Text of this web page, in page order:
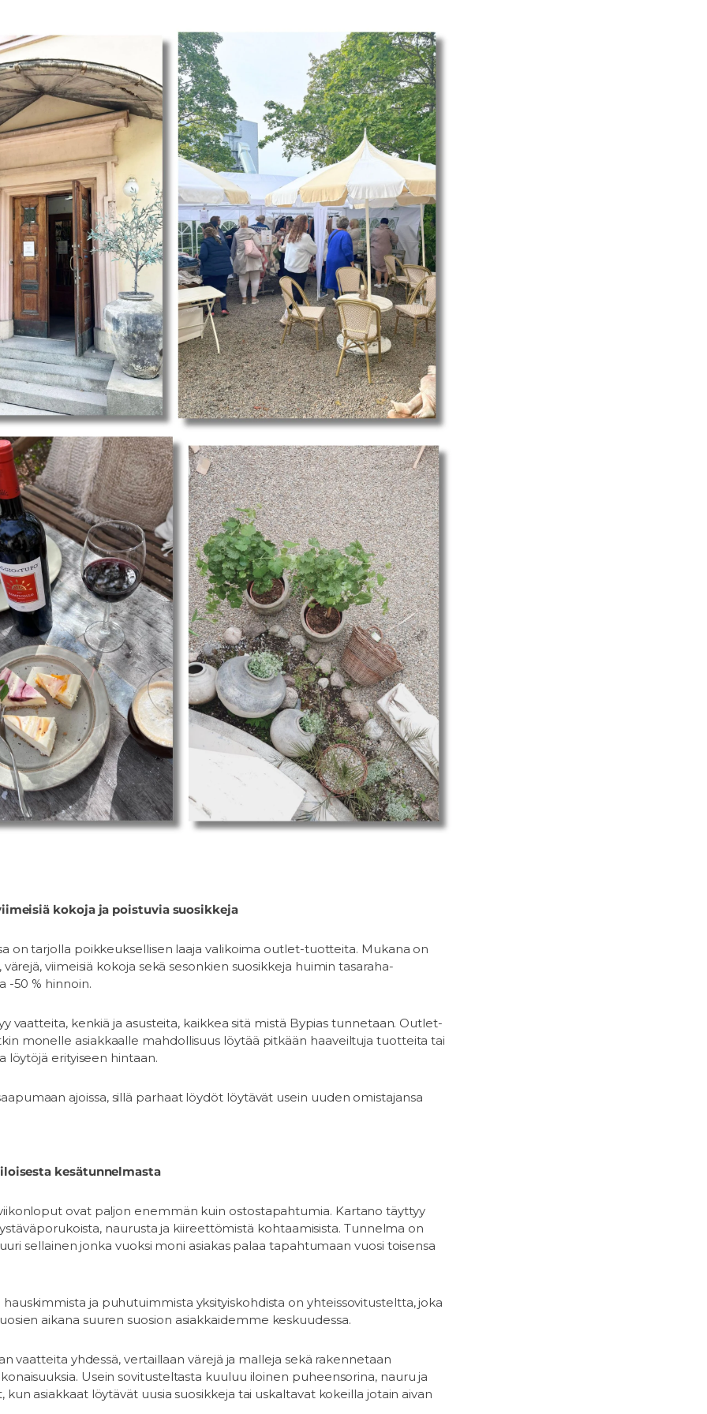
kokoja ja poistuvia suosikkeja
on tarjolla poikkeuksellisen laaja valikoima outlet-tuotteita. Mukana on
viimeisiä kokoja sekä sesonkien suosikkeja huimin tasaraha-
-50 % hinnoin.
vaatteita, kenkiä ja asusteita, kaikkea sitä mistä Bypias tunnetaan. Outlet-
monelle asiakkaalle mahdollisuus löytää pitkään haaveiltuja tuotteita tai
löytöjä erityiseen hintaan.
ajoissa, sillä parhaat löydöt löytävät usein uuden omistajansa
kesätunnelmasta
ovat paljon enemmän kuin ostostapahtumia. Kartano täyttyy
ystäväporukoista, naurusta ja kiireettömistä kohtaamisista. Tunnelma on
sellainen jonka vuoksi moni asiakas palaa tapahtumaan vuosi toisensa
ja puhutuimmista yksityiskohdista on yhteissovitusteltta, joka
aikana suuren suosion asiakkaidemme keskuudessa.
vaatteita yhdessä, vertaillaan värejä ja malleja sekä rakennetaan
Usein sovitusteltasta kuuluu iloinen puheensorina, nauru ja
asiakkaat löytävät uusia suosikkeja tai uskaltavat kokeilla jotain aivan